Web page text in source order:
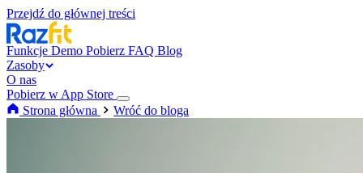
Przejdź do głównej treści
Funkcje Demo Pobierz FAQ Blog
Zasoby
O nas
Pobierz w App Store
Strona główna
Wróć do bloga